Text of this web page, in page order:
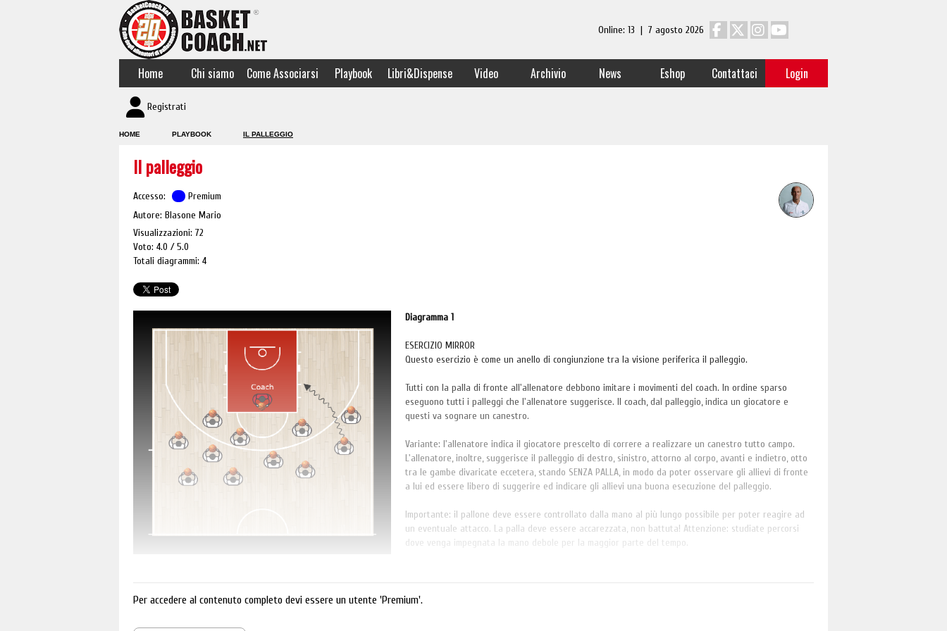
Online: 13 | 7 agosto 2026
Home Chi siamo Come Associarsi Playbook Libri&Dispense Video Archivio News Eshop Contattaci Login
Registrati
HOME PLAYBOOK IL PALLEGGIO
Il palleggio
Accesso:
Premium
Autore: Blasone Mario
Visualizzazioni: 72
Voto: 4.0
5.0
Totali diagrammi: 4
Diagramma 1
ESERCIZIO MIRROR
Questo esercizio è come un anello di congiunzione tra la visione periferica il palleggio.
Tutti con la palla di fronte all'allenatore debbono imitare i movimenti del coach. In ordine sparso
eseguono tutti i palleggi che l'allenatore suggerisce. Il coach, dal palleggio, indica un giocatore e
questi va sognare un canestro.
Variante: l'allenatore indica il giocatore prescelto di correre a realizzare un canestro tutto campo.
L'allenatore, inoltre, suggerisce il palleggio di destro, sinistro, attorno al corpo, avanti e indietro, otto
tra le gambe divaricate eccetera, stando SENZA PALLA, in modo da poter osservare gli allievi di fronte
a lui ed essere libero di suggerire ed indicare gli allievi una buona esecuzione del palleggio.
Importante: il pallone deve essere controllato dalla mano al più lungo possibile per poter reagire ad
un eventuale attacco. La palla deve essere accarezzata, non battuta! Attenzione: studiate percorsi
dove venga impegnata la mano debole per la maggior parte del tempo.
Per accedere al contenuto completo devi essere un utente 'Premium'.